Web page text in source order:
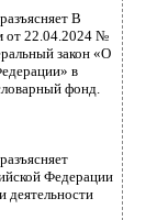
В
от 22.04.2024 №
закон «О
в
фонд.
Федерации
деятельности